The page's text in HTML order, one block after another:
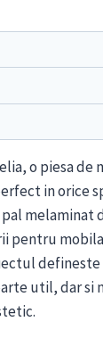
o piesa de
in orice
melaminat
pentru
defineste
util, dar si